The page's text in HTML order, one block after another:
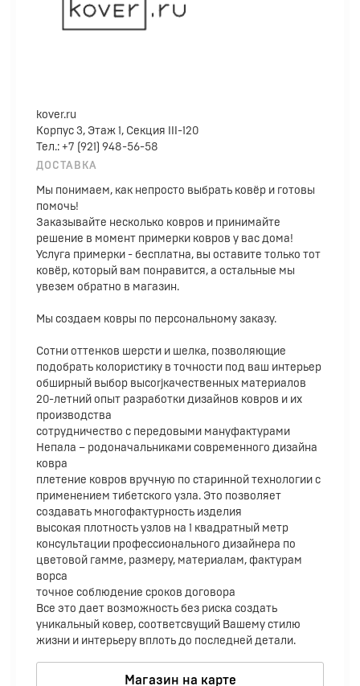
kover.ru
Корпус 3, Этаж 1, Секция III-120
Тел.: +7 (921) 948-56-58
ДОСТАВКА
Мы понимаем, как непросто выбрать ковёр и готовы
помочь!
Заказывайте несколько ковров и принимайте
решение в момент примерки ковров у вас дома!
Услуга примерки - бесплатна, вы оставите только тот
ковёр, который вам понравится, а остальные мы
увезем обратно в магазин.
Мы создаем ковры по персональному заказу.
Cотни оттенков шерсти и шелка, позволяющие
подобрать колористику в точности под ваш интерьер
обширный выбор высоrjкачественных материалов
20-летний опыт разработки дизайнов ковров и их
производства
сотрудничество с передовыми мануфактурами
Непала – родоначальниками современного дизайна
ковра
плетение ковров вручную по старинной технологии с
применением тибетского узла. Это позволяет
создавать многофактурность изделия
высокая плотность узлов на 1 квадратный метр
консультации профессионального дизайнера по
цветовой гамме, размеру, материалам, фактурам
ворса
точное соблюдение сроков договора
Все это дает возможность без риска создать
уникальный ковер, соответсвущий Вашему стилю
жизни и интерьеру вплоть до последней детали.
Магазин на карте